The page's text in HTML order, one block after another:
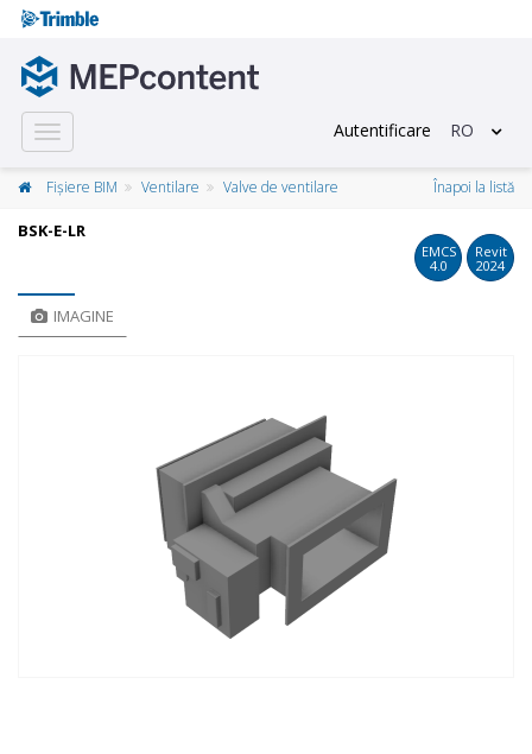
Toggle
navigation
Autentificare RO
Fișiere BIM Ventilare Valve de ventilare Înapoi la listă
BSK-E-LR
EMCS
4.0
Revit
2024
IMAGINE